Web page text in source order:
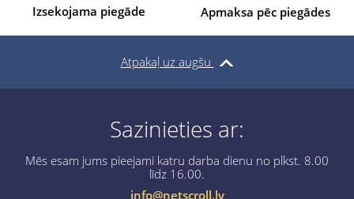
Izsekojama piegāde Apmaksa pēc piegādes
Atpakaļ uz augšu
Sazinieties ar:
Mēs esam jums pieejami katru darba dienu no plkst. 8.00
līdz 16.00.
info@netscroll.lv